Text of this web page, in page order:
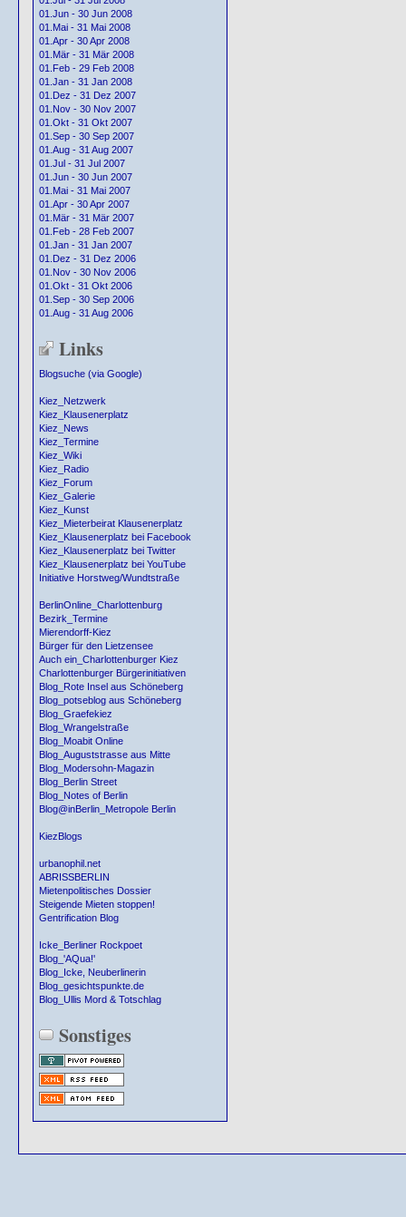
01.Jun - 30 Jun 2008
01.Mai - 31 Mai 2008
01.Apr - 30 Apr 2008
01.Mär - 31 Mär 2008
01.Feb - 29 Feb 2008
01.Jan - 31 Jan 2008
01.Dez - 31 Dez 2007
01.Nov - 30 Nov 2007
01.Okt - 31 Okt 2007
01.Sep - 30 Sep 2007
01.Aug - 31 Aug 2007
01.Jul - 31 Jul 2007
01.Jun - 30 Jun 2007
01.Mai - 31 Mai 2007
01.Apr - 30 Apr 2007
01.Mär - 31 Mär 2007
01.Feb - 28 Feb 2007
01.Jan - 31 Jan 2007
01.Dez - 31 Dez 2006
01.Nov - 30 Nov 2006
01.Okt - 31 Okt 2006
01.Sep - 30 Sep 2006
01.Aug - 31 Aug 2006
Links
Blogsuche (via Google)
Kiez_Netzwerk
Kiez_Klausenerplatz
Kiez_News
Kiez_Termine
Kiez_Wiki
Kiez_Radio
Kiez_Forum
Kiez_Galerie
Kiez_Kunst
Kiez_Mieterbeirat Klausenerplatz
Kiez_Klausenerplatz bei Facebook
Kiez_Klausenerplatz bei Twitter
Kiez_Klausenerplatz bei YouTube
Initiative Horstweg/Wundtstraße
BerlinOnline_Charlottenburg
Bezirk_Termine
Mierendorff-Kiez
Bürger für den Lietzensee
Auch ein_Charlottenburger Kiez
Charlottenburger Bürgerinitiativen
Blog_Rote Insel aus Schöneberg
Blog_potseblog aus Schöneberg
Blog_Graefekiez
Blog_Wrangelstraße
Blog_Moabit Online
Blog_Auguststrasse aus Mitte
Blog_Modersohn-Magazin
Blog_Berlin Street
Blog_Notes of Berlin
Blog@inBerlin_Metropole Berlin
KiezBlogs
urbanophil.net
ABRISSBERLIN
Mietenpolitisches Dossier
Steigende Mieten stoppen!
Gentrification Blog
Icke_Berliner Rockpoet
Blog_'AQua!'
Blog_Icke, Neuberlinerin
Blog_gesichtspunkte.de
Blog_Ullis Mord & Totschlag
Sonstiges